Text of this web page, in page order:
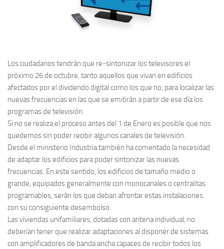
Los ciudadanos tendrán que re-sintonizar los televisores el
próximo 26 de octubre, tanto aquellos que vivan en edificios
afectados por el dividendo digital como los que no, para localizar las
nuevas frecuencias en las que se emitirán a partir de ese día los
programas de televisión.
Si no se realiza el proceso antes del 1 de Enero es posible que nos
quedemos sin poder recibir algunos canales de televisión.
Desde el ministerio Industria también ha comentado la necesidad
de adaptar los edificios para poder sintonizar las nuevas
frecuencias. En este sentido, los edificios de tamaño medio o
grande, equipados generalmente con monocanales o centralitas
programables, serán los que deban afrontar estas instalaciones.
con su consiguiente desembolso.
Las viviendas unifamiliares, dotadas con antena individual, no
deberían tener que realizar adaptaciones al disponer de sistemas
con amplificadores de banda ancha capaces de recibir todos los